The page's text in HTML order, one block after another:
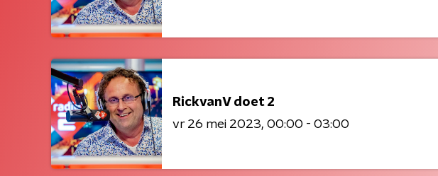
RickvanV doet 2
vr 26 mei 2023 00:00 - 03:00